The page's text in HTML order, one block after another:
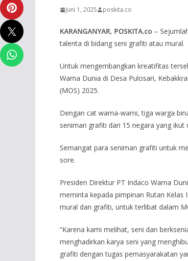
Juni 1, 2025 poskita.co
KARANGANYAR, POSKITA.co –
talenta di bidang seni grafiti atau mural.
Untuk mengembangkan kreatifitas
Warna Dunia di Desa Pulosari,
(MOS) 2025.
Dengan cat warna-warni, tiga warga
seniman grafiti dari 15 negara yang
Semangat para seniman grafiti untuk
sore.
Presiden Direktur PT Indaco Warna
meminta kepada pimpinan Rutan Kelas
mural dan grafiti, untuk terlibat dalam
“Karena kami melihat, seni dan
menghadirkan karya seni yang
grafiti dengan tugas pemasyarakatan